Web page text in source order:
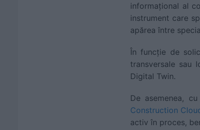
informațional al
instrument care
apărea între
În funcție de
transversale sau
Digital Twin.
De asemenea,
Construction
activ în proces,